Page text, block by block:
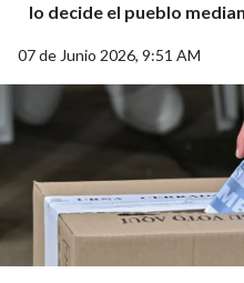
lo decide el pueblo
07 de Junio 2026, 9:51 AM